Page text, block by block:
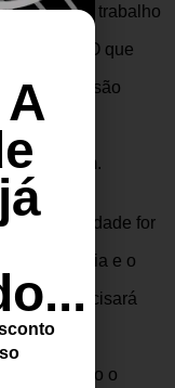
de trabalho
O que
escolha são
da
possuem.
de cidade for
a distância e o
precisará
do lápis todo o